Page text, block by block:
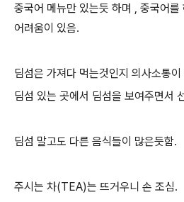
중국어 메뉴만 있는듯 하며 , 중국어를
어려움이 있음.
딤섬은 가져다 먹는것인지 의사소통
딤섬 있는 곳에서 딤섬을 보여주면서
딤섬 말고도 다른 음식들이 많은듯함.
주시는 차(TEA)는 뜨거우니 손 조심.